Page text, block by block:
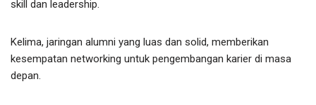
skill dan leadership.
Kelima, jaringan alumni yang luas dan solid, memberikan
kesempatan networking untuk pengembangan karier di masa
depan.